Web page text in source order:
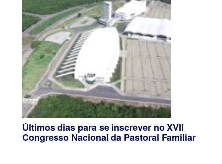
Últimos dias para se inscrever no XVII
Congresso Nacional da Pastoral Familiar